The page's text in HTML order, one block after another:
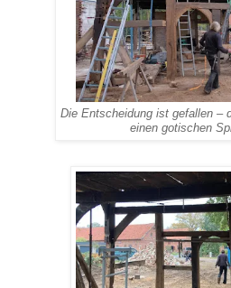
Die Entscheidung ist gefallen –
einen gotischen